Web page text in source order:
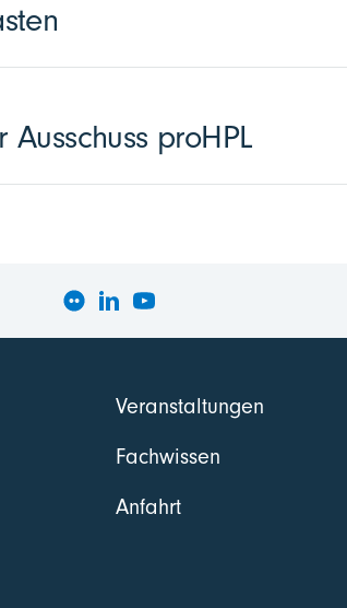
proHPL
Veranstaltungen
Fachwissen
Anfahrt